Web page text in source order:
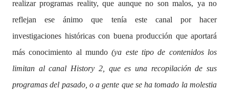
realizar programas reality, que aunque no son malos, ya no
reflejan ese ánimo que tenía este canal por hacer
investigaciones históricas con buena producción que aportará
más conocimiento al mundo(ya este tipo de contenidos los
limitan al canal History 2, que es una recopilación de sus
programas del pasado, o a gente que se ha tomado la molestia